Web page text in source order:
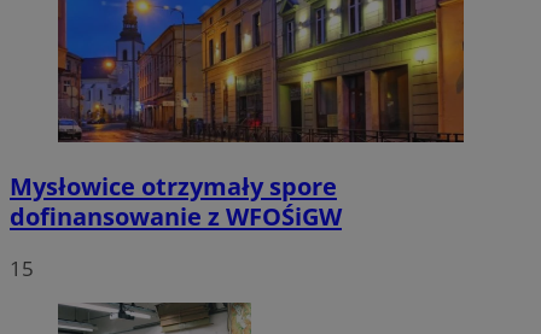
Mysłowice otrzymały spore
dofinansowanie z WFOŚiGW
15